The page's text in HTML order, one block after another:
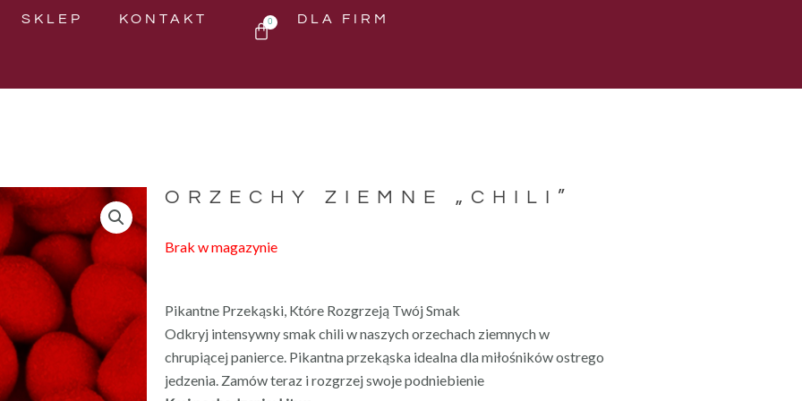
SKLEP KONTAKT 0
WÓZEKDLA FIRM
ORZECHY ZIEMNE „CHILI”
Brak w magazynie
Pikantne Przekąski, Które Rozgrzeją Twój Smak
Odkryj intensywny smak chili w naszych orzechach ziemnych w
chrupiącej panierce. Pikantna przekąska idealna dla miłośników ostrego
jedzenia. Zamów teraz i rozgrzej swoje podniebienie